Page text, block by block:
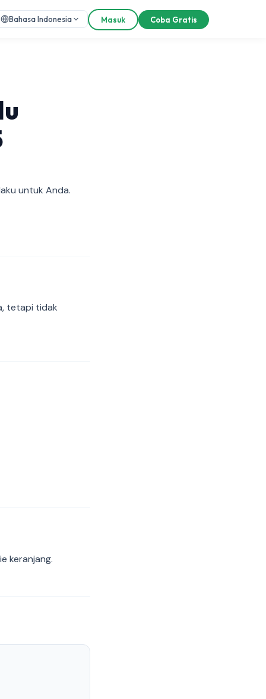
Bahasa Indonesia Masuk Coba Gratis
untuk Anda.
tetapi tidak
keranjang.